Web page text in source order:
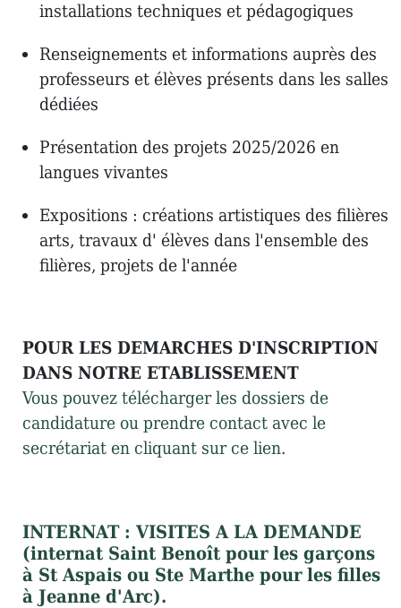
installations techniques et pédagogiques
Renseignements et informations auprès des
professeurs et élèves présents dans les salles
dédiées
Présentation des projets 2025/2026 en
langues vivantes
Expositions : créations artistiques des filières
arts, travaux d' élèves dans l'ensemble des
filières, projets de l'année
POUR LES DEMARCHES D'INSCRIPTION
DANS NOTRE ETABLISSEMENT
Vous pouvez télécharger les dossiers de
candidature ou prendre contact avec le
secrétariat en cliquant sur ce lien.
INTERNAT : VISITES A LA DEMANDE
(internat Saint Benoît pour les garçons
à St Aspais ou Ste Marthe pour les filles
à Jeanne d'Arc).